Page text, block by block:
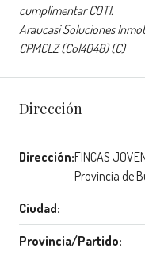
cumplimentar COTI.
Araucasi Soluciones
CPMCLZ (Col4048) (C)
Dirección
Dirección:FINCAS
Provincia de
Ciudad:
Provincia/Partido: